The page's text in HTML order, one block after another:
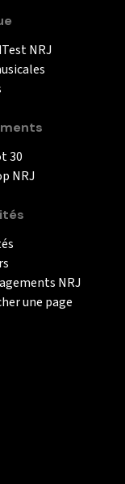
NRJ
30
NRJ
NRJ
une page